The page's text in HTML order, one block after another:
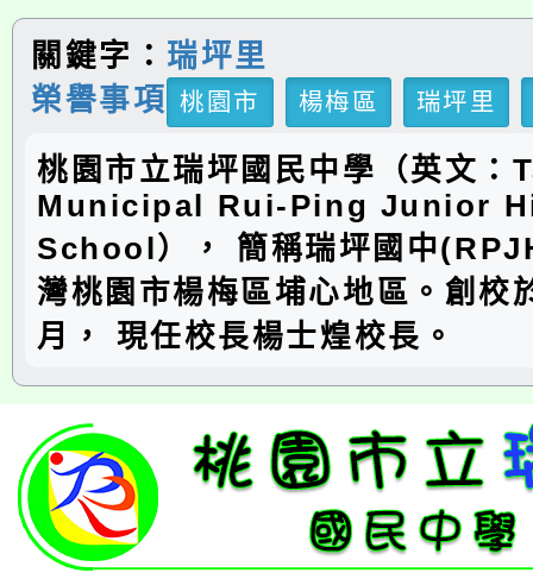
關鍵字： 瑞坪里
榮譽事項
桃園市 楊梅區 瑞坪里
桃園市立瑞坪國民中學（英文：
Municipal Rui-Ping Junior
School）， 簡稱瑞坪國中
灣桃園市楊梅區埔心地區。創校
月， 現任校長楊士煌校長。